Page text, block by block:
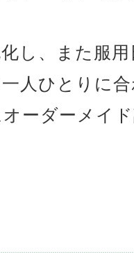
し、また服
人ひとりに
ーダーメイ